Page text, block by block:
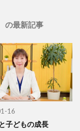
の最新記事
16
子どもの成長